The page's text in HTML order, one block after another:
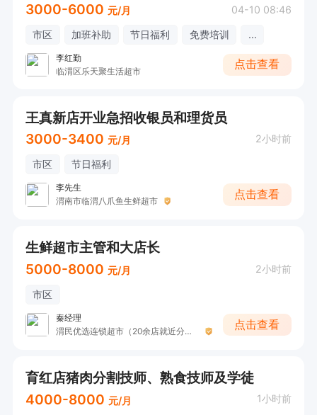
3000-6000 元/月 04-10 08:46
市区 加班补助 节日福利 免费培训 ...
李红勤
临渭区乐天聚生活超市
点击查看
王真新店开业急招收银员和理货员
3000-3400 元/月 2小时前
市区 节日福利
李先生
渭南市临渭八爪鱼生鲜超市
点击查看
生鲜超市主管和大店长
5000-8000 元/月 2小时前
市区
秦经理
渭民优选连锁超市（20余店就近分配）
点击查看
育红店猪肉分割技师、熟食技师及学徒
4000-8000 元/月 1小时前